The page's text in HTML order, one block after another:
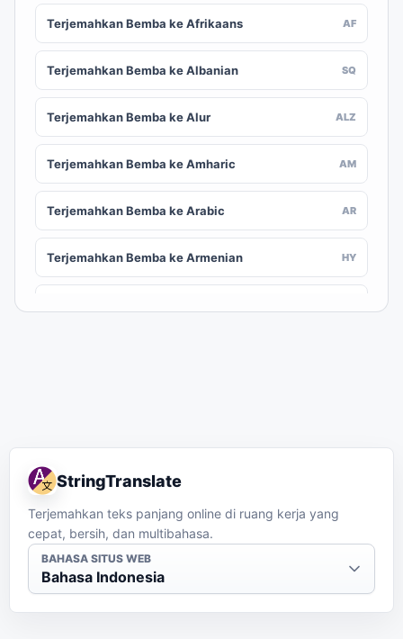
Terjemahkan Bemba ke Afrikaans AF
Terjemahkan Bemba ke Albanian SQ
Terjemahkan Bemba ke Alur ALZ
Terjemahkan Bemba ke Amharic AM
Terjemahkan Bemba ke Arabic AR
Terjemahkan Bemba ke Armenian HY
Terjemahkan Bemba ke Balinese
Terjemahkan Bemba ke Bambara
Terjemahkan Bemba ke Bashkir
StringTranslate
Terjemahkan teks panjang online di ruang kerja yang
cepat, bersih, dan multibahasa.
BAHASA SITUS WEB
Bahasa Indonesia